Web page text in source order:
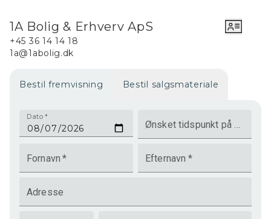
1A Bolig & Erhverv ApS
+45 36 14 14 18
1a@1abolig.dk
Bestil fremvisning Bestil salgsmateriale
Dato *
Ønsket tidspunkt på dagen
Fornavn * Efternavn *
Adresse